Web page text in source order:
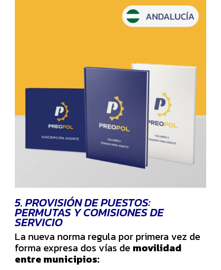
5. PROVISIÓN DE PUESTOS:
PERMUTAS Y COMISIONES DE
SERVICIO
La nueva norma regula por primera vez de
forma expresa dos vías de movilidad
entre municipios: